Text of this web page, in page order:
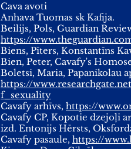
Cava avoti
Anhava Tuomas sk Kafija.
Beilijs, Pols, Guardian
https://
Biens, Pīters, Konstantīns
Bien, Peter, Cavafy's
Boletsi, Maria, Papanikolau
https://
f_sexuality
Cavafy arhīvs, https://
Cavafy CP, Kopotie dzejoļi
izd. Entonijs Hērsts,
Cavafy pasaule, https://